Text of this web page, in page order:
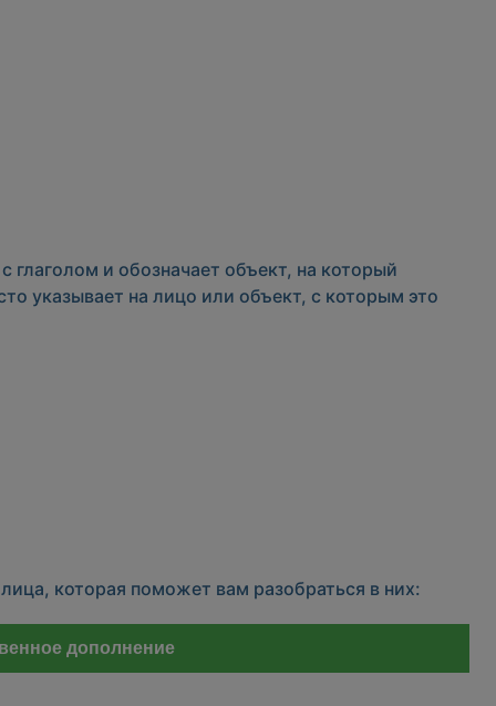
и обозначает объект, на который
указывает на лицо или объект, с которым это
которая поможет вам разобраться в них:
дополнение